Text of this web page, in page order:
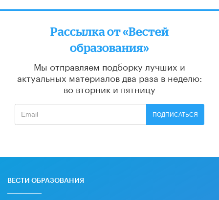
Рассылка от «Вестей
образования»
Мы отправляем подборку лучших и
актуальных материалов два раза в неделю:
во вторник и пятницу
ПОДПИСАТЬСЯ
ВЕСТИ ОБРАЗОВАНИЯ